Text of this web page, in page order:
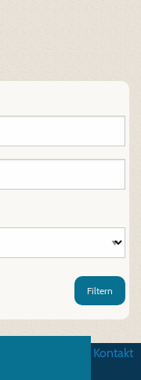
Filtern
Kontakt